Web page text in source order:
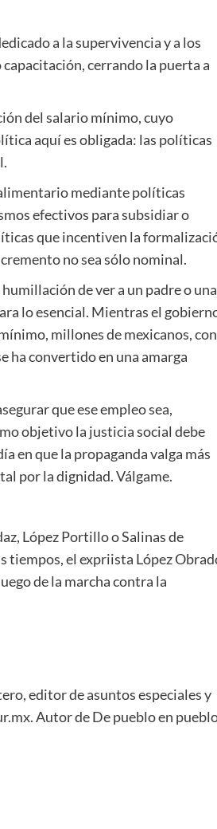
a la supervivencia y a los
cerrando la puerta a
del salario mínimo, cuyo
aquí es obligada: las políticas
mediante políticas
efectivos para subsidiar o
que incentiven la
no sea sólo nominal.
de ver a un padre o una
lo esencial. Mientras el
millones de mexicanos, con
ha convertido en una amarga
que ese empleo sea,
objetivo la justicia social debe
en que la propaganda valga más
por la dignidad. Válgame.
López Portillo o Salinas de
tiempos, el expriista López
de la marcha contra la
editor de asuntos especiales y
Autor de De pueblo en